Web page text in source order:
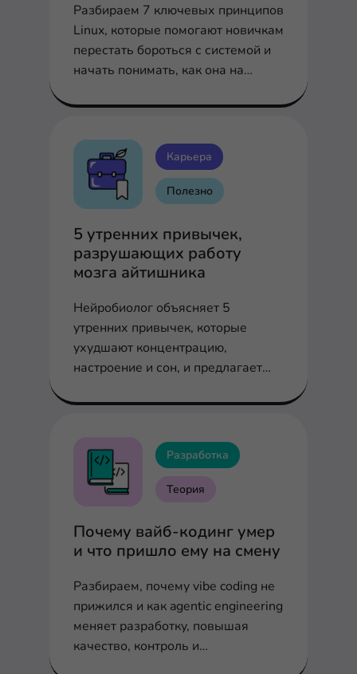
Разбираем 7 ключевых принципов
Linux, которые помогают новичкам
перестать бороться с системой и
начать понимать, как она на
Карьера
Полезно
5 утренних привычек,
разрушающих работу
мозга айтишника
Нейробиолог объясняет 5
утренних привычек, которые
ухудшают концентрацию,
настроение и сон, и предлагает
альтернативы.
Разработка
Теория
Почему вайб-кодинг умер
и что пришло ему на смену
Разбираем, почему vibe coding не
прижился и как agentic engineering
меняет разработку, повышая
качество, контроль и